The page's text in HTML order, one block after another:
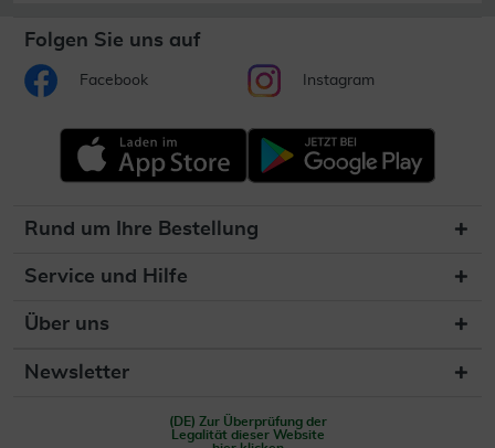
Folgen Sie uns auf
Facebook Instagram
Rund um Ihre Bestellung
Service und Hilfe
Über uns
Newsletter
(DE) Zur Überprüfung der
Legalität dieser Website